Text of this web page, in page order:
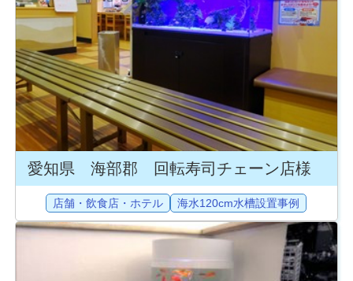
愛知県 海部郡 回転寿司チェーン店様
店舗・飲食店・ホテル 海水120cm水槽設置事例